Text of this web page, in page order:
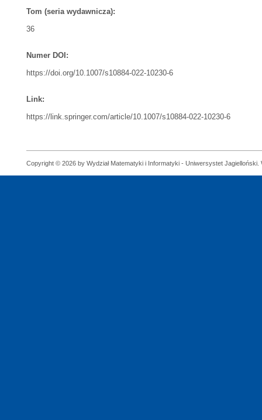
Tom (seria wydawnicza):
36
Numer DOI:
https://doi.org/10.1007/s10884-022-10230-6
Link:
https://link.springer.com/article/10.1007/s10884-022-10230-6
Copyright © 2026 by Wydział Matematyki i Informatyki - Uniwersystet